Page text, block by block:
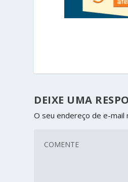
DEIXE UMA
O seu endereço de e-mail